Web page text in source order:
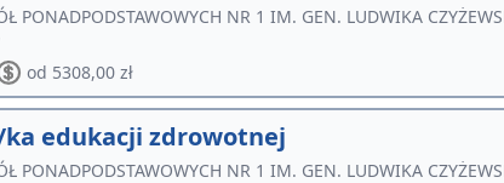
PONADPODSTAWOWYCH NR 1 IM. GEN. LUDWIKA
od 5308,00 zł
edukacji zdrowotnej
PONADPODSTAWOWYCH NR 1 IM. GEN. LUDWIKA